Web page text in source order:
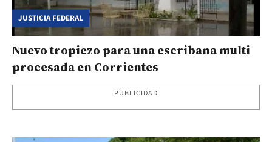
JUSTICIA FEDERAL
Nuevo tropiezo para una escribana multi
procesada en Corrientes
PUBLICIDAD